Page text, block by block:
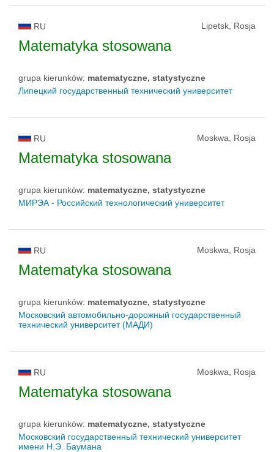
RU Lipetsk, Rosja
Matematyka stosowana
grupa kierunków: matematyczne, statystyczne
Липецкий государственный технический университет
RU Moskwa, Rosja
Matematyka stosowana
grupa kierunków: matematyczne, statystyczne
МИРЭА - Российский технологический университет
RU Moskwa, Rosja
Matematyka stosowana
grupa kierunków: matematyczne, statystyczne
Московский автомобильно-дорожный государственный
технический университет (МАДИ)
RU Moskwa, Rosja
Matematyka stosowana
grupa kierunków: matematyczne, statystyczne
Московский государственный технический университет
имени Н.Э. Баумана